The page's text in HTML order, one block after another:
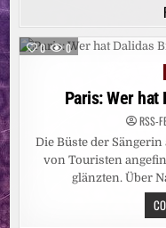
0 0
Paris: Wer hat
RSS-
Die Büste der
von Touristen
glänzten. Über